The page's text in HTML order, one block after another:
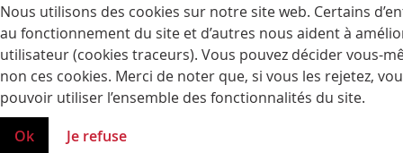
Nous utilisons des cookies sur notre site web. Certains
au fonctionnement du site et d’autres nous aident à
utilisateur (cookies traceurs). Vous pouvez décider vous-
non ces cookies. Merci de noter que, si vous les rejetez,
pouvoir utiliser l’ensemble des fonctionnalités du site.
Ok
Je refuse